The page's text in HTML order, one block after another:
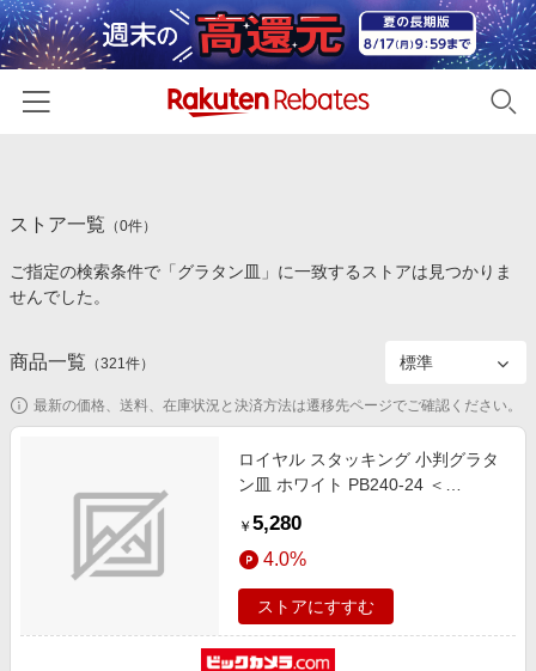
カテゴリー一覧
百貨店・総合ECモール
食品・スイーツ・お酒
コスメ・健康・医薬品
家電・PC・スマホ・カメラ
スポーツ・アウトドア・ゴルフ
イベント一覧
初回購入者限定特典
対象ストア新規限定特典
楽天ペイ導入ストア
楽天サービス特集
わくわく夏特集
ストア一覧 （0件）
ご指定の検索条件で「グラタン皿」に一致するストアは見つかりま
せんでした。
商品一覧 （321件）
最新の価格、送料、在庫状況と決済方法は遷移先ページでご確認ください。
ロイヤル スタッキング 小判グラタ
ン皿 ホワイト PB240-24 ＜
￥ 5,280
4.0%
ストアにすすむ